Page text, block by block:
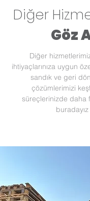
Diğer
Göz
Diğer
ihtiyaçlarınıza uygun
sandık ve geri
çözümlerimizi
süreçlerinizde daha